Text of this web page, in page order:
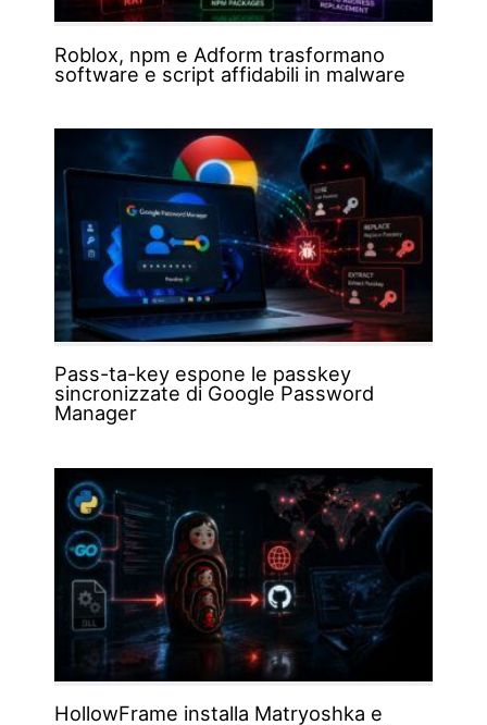
Roblox, npm e Adform trasformano
software e script affidabili in malware
Pass-ta-key espone le passkey
sincronizzate di Google Password
Manager
HollowFrame installa Matryoshka e